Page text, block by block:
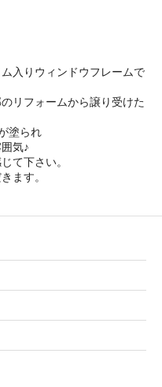
入りウィンドウフレームで
リフォームから譲り受けた
塗られ
気♪
て下さい。
ます。